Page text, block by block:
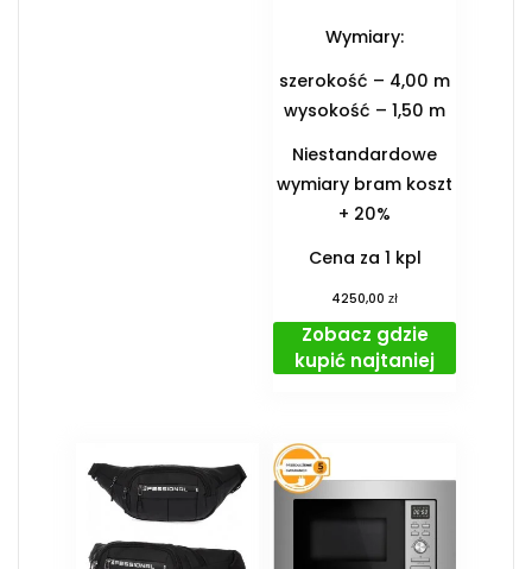
Wymiary:
szerokość – 4,00 m
wysokość – 1,50 m
Niestandardowe
wymiary bram koszt
+ 20%
Cena za 1 kpl
4250,00zł
Zobacz gdzie
kupić najtaniej